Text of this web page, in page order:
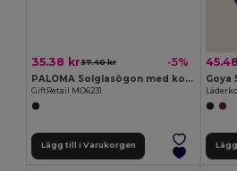
35.38 kr37.40 kr -5%
PALOMA Solglasögon med korkbåge
GiftRetail MO6231
Lägg till i Varukorgen
Goya